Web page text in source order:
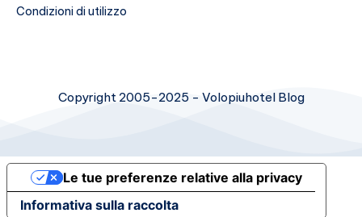
Condizioni di utilizzo
Copyright 2005-2025 - Volopiuhotel Blog
Informativa sulla raccolta
Le tue preferenze relative alla privacy